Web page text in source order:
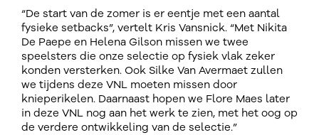
“De start van de zomer is er eentje met een aantal
fysieke setbacks”, vertelt Kris Vansnick. “Met Nikita
De Paepe en Helena Gilson missen we twee
speelsters die onze selectie op fysiek vlak zeker
konden versterken. Ook Silke Van Avermaet zullen
we tijdens deze VNL moeten missen door
knieperikelen. Daarnaast hopen we Flore Maes later
in deze VNL nog aan het werk te zien, met het oog op
de verdere ontwikkeling van de selectie.”